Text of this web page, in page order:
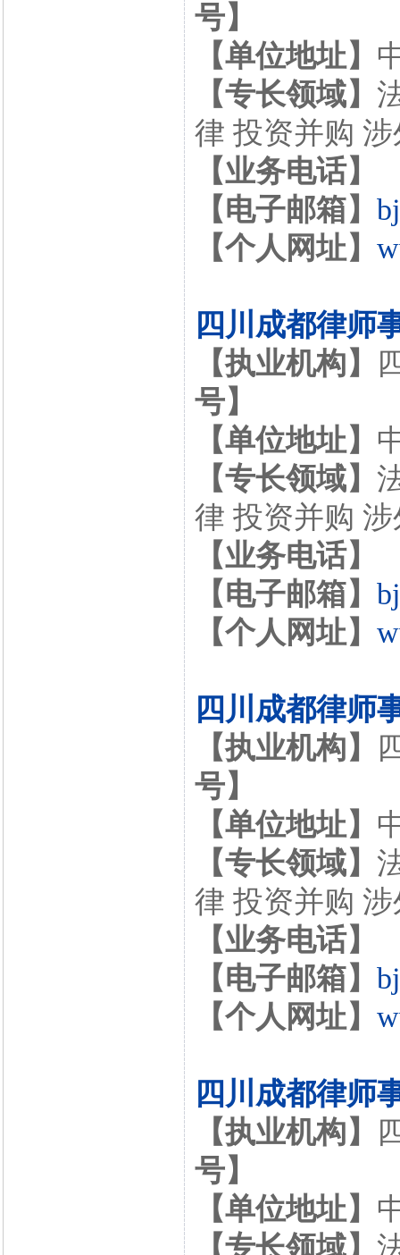
号】
【单位地址】
【专长领域】
律 投资并购
【业务电话】
【电子邮箱】
【个人网址】
四川成都律师
【执业机构】
号】
【单位地址】
【专长领域】
律 投资并购
【业务电话】
【电子邮箱】
【个人网址】
四川成都律师
【执业机构】
号】
【单位地址】
【专长领域】
律 投资并购
【业务电话】
【电子邮箱】
【个人网址】
四川成都律师
【执业机构】
号】
【单位地址】
【专长领域】